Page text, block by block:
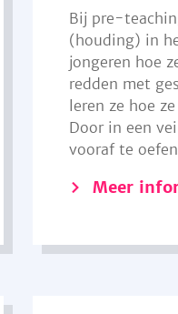
Bij pre-
(houding) in
jongeren hoe
redden met
leren ze hoe
Door in een
vooraf te
Meer